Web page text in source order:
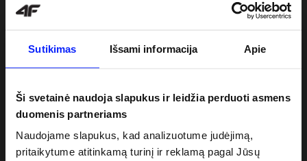
Sutikimas Išsami informacija Apie
Ši svetainė naudoja slapukus ir leidžia perduoti asmens
duomenis partneriams
Naudojame slapukus, kad analizuotume judėjimą,
pritaikytume atitinkamą turinį ir reklamą pagal Jūsų